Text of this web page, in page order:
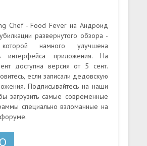
Chef - Food Fever на Андроид
развернутого обзора -
намного улучшена
интерфейса приложения. На
доступна версия от 5 сент.
если записали дедовскую
Подписывайтесь на наши
загрузить самые современные
специально взломанные на